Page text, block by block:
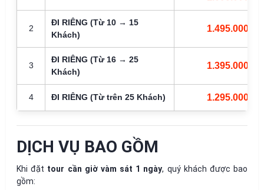
2
ĐI RIÊNG (Từ 10 → 15
Khách)
1.495.000đ
3
ĐI RIÊNG (Từ 16 → 25
Khách)
1.395.000đ
4 ĐI RIÊNG (Từ trên 25 Khách) 1.295.000đ
DỊCH VỤ BAO GỒM
Khi đặt tour cần giờ vàm sát 1 ngày, quý khách được bao
gồm: